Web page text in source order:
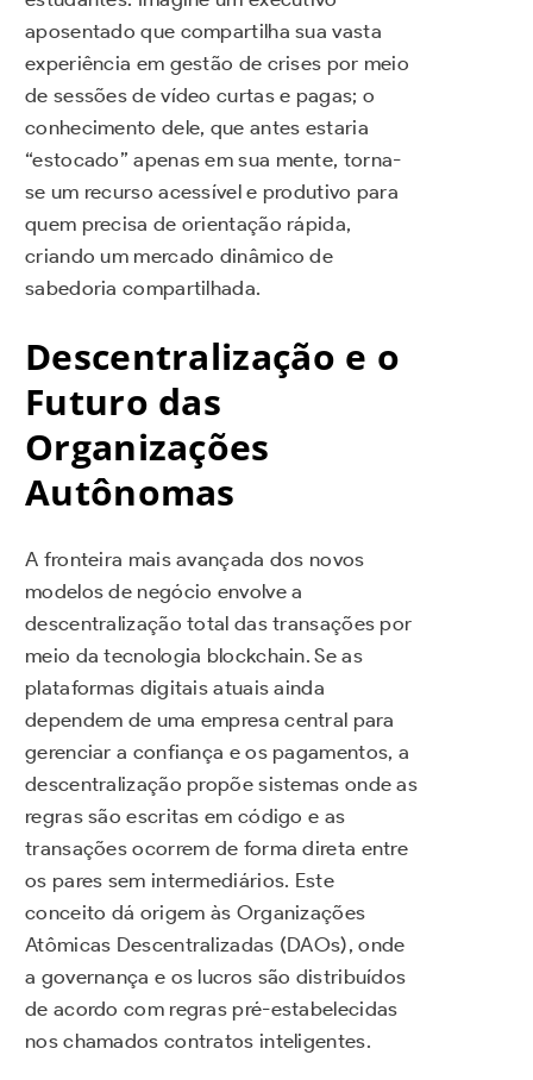
aposentado que compartilha sua vasta
experiência em gestão de crises por meio
de sessões de vídeo curtas e pagas; o
conhecimento dele, que antes estaria
“estocado” apenas em sua mente, torna-
se um recurso acessível e produtivo para
quem precisa de orientação rápida,
criando um mercado dinâmico de
sabedoria compartilhada.
Descentralização e o
Futuro das
Organizações
Autônomas
A fronteira mais avançada dos novos
modelos de negócio envolve a
descentralização total das transações por
meio da tecnologia blockchain. Se as
plataformas digitais atuais ainda
dependem de uma empresa central para
gerenciar a confiança e os pagamentos, a
descentralização propõe sistemas onde as
regras são escritas em código e as
transações ocorrem de forma direta entre
os pares sem intermediários. Este
conceito dá origem às Organizações
Atômicas Descentralizadas (DAOs), onde
a governança e os lucros são distribuídos
de acordo com regras pré-estabelecidas
nos chamados contratos inteligentes.